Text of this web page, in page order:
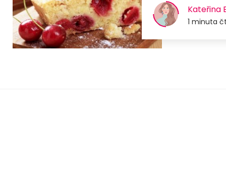
Kateřina
1 minuta